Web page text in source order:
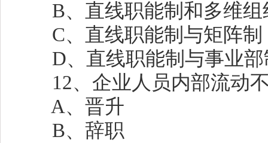
B、直线职能制和多维组
C、直线职能制与矩阵制
D、直线职能制与事业部
12、企业人员内部流动
A、晋升
B、辞职